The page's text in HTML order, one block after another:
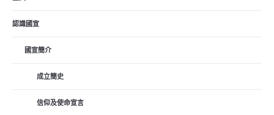
認識國宣
國宣簡介
成立簡史
信仰及使命宣言